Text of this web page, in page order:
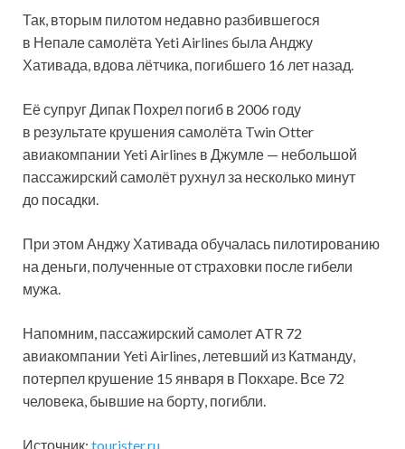
Так, вторым пилотом недавно разбившегося
в Непале самолёта Yeti Airlines была Анджу
Хативада, вдова лётчика, погибшего 16 лет назад.
Её супруг Дипак Похрел погиб в 2006 году
в результате крушения самолёта Twin Otter
авиакомпании Yeti Airlines в Джумле — небольшой
пассажирский самолёт рухнул за несколько минут
до посадки.
При этом Анджу Хативада обучалась пилотированию
на деньги, полученные от страховки после гибели
мужа.
Напомним, пассажирский самолет ATR 72
авиакомпании Yeti Airlines, летевший из Катманду,
потерпел крушение 15 января в Покхаре. Все 72
человека, бывшие на борту, погибли.
Источник: tourister.ru